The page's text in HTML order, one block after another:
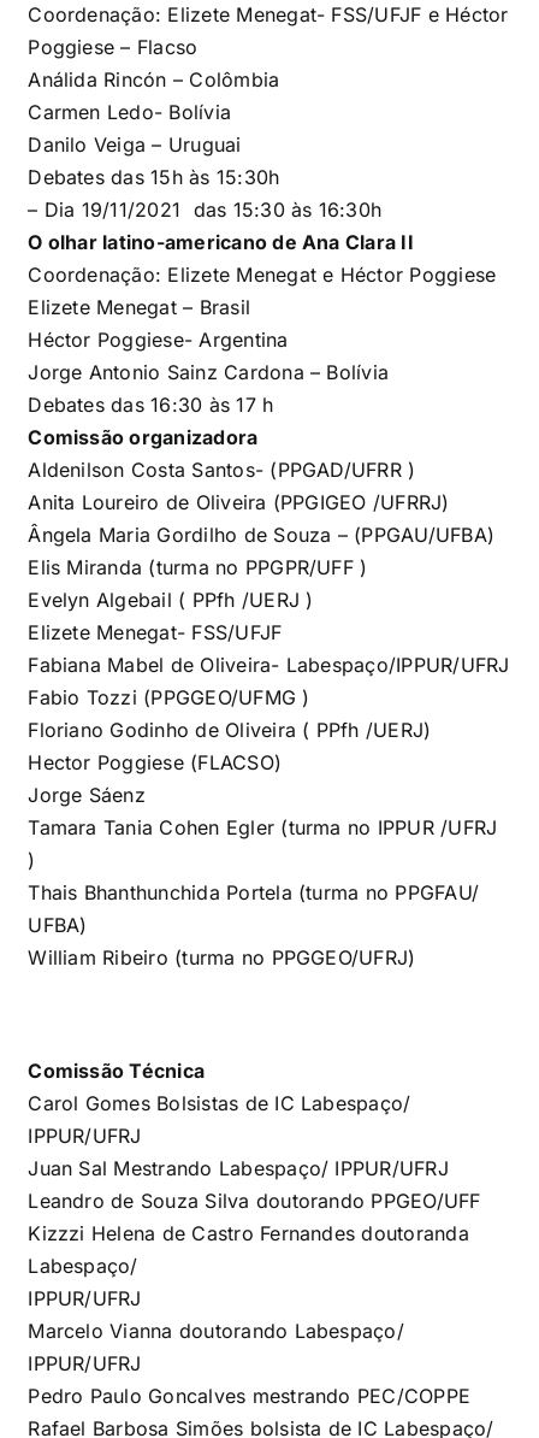
Coordenação: Elizete Menegat- FSS/UFJF e Héctor
Poggiese – Flacso
Análida Rincón – Colômbia
Carmen Ledo- Bolívia
Danilo Veiga – Uruguai
Debates das 15h às 15:30h
– Dia 19/11/2021 das 15:30 às 16:30h
O olhar latino-americano de Ana Clara II
Coordenação: Elizete Menegat e Héctor Poggiese
Elizete Menegat – Brasil
Héctor Poggiese- Argentina
Jorge Antonio Sainz Cardona – Bolívia
Debates das 16:30 às 17 h
Comissão organizadora
Aldenilson Costa Santos- (PPGAD/UFRR )
Anita Loureiro de Oliveira (PPGIGEO /UFRRJ)
Ângela Maria Gordilho de Souza – (PPGAU/UFBA)
Elis Miranda (turma no PPGPR/UFF )
Evelyn Algebail ( PPfh /UERJ )
Elizete Menegat- FSS/UFJF
Fabiana Mabel de Oliveira- Labespaço/IPPUR/UFRJ
Fabio Tozzi (PPGGEO/UFMG )
Floriano Godinho de Oliveira ( PPfh /UERJ)
Hector Poggiese (FLACSO)
Jorge Sáenz
Tamara Tania Cohen Egler (turma no IPPUR /UFRJ
)
Thais Bhanthunchida Portela (turma no PPGFAU/
UFBA)
William Ribeiro (turma no PPGGEO/UFRJ)
Comissão Técnica
Carol Gomes Bolsistas de IC Labespaço/
IPPUR/UFRJ
Juan Sal Mestrando Labespaço/ IPPUR/UFRJ
Leandro de Souza Silva doutorando PPGEO/UFF
Kizzzi Helena de Castro Fernandes doutoranda
Labespaço/
IPPUR/UFRJ
Marcelo Vianna doutorando Labespaço/
IPPUR/UFRJ
Pedro Paulo Goncalves mestrando PEC/COPPE
Rafael Barbosa Simões bolsista de IC Labespaço/